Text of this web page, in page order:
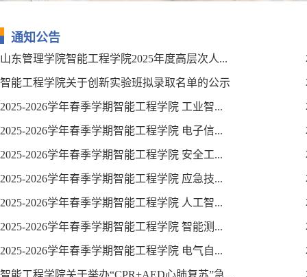
通知公告
山东管理学院智能工程学院2025年度高层次人...
智能工程学院关于创新实验班拟录取名单的公示
2025-2026学年春季学期智能工程学院 工业智...
2025-2026学年春季学期智能工程学院 电子信...
2025-2026学年春季学期智能工程学院 安全工...
2025-2026学年春季学期智能工程学院 应急技...
2025-2026学年春季学期智能工程学院 人工智...
2025-2026学年春季学期智能工程学院 智能测...
2025-2026学年春季学期智能工程学院 电气自...
智能工程学院关于举办“CPR+AED心肺复苏”急...